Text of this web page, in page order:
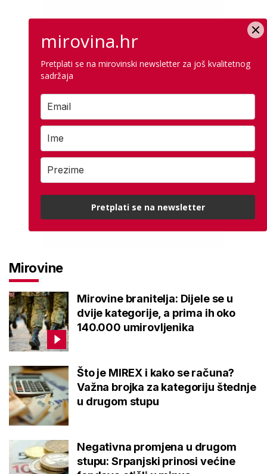
Mirovine
Mirovine branitelja: Dijele se u
dvije kategorije, a prima ih oko
140.000 umirovljenika
Što je MIREX i kako se računa?
Važna brojka za kategoriju štednje
u drugom stupu
Negativna promjena u drugom
stupu: Srpanjski prinosi većine
mirovina.hr
Pretplati se na mirovinski newsletter za još kvalitetnog
sadržaja
Pretplati se na newsletter